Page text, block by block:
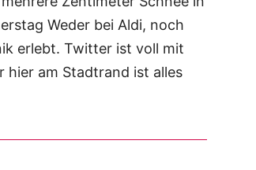
Weder bei Aldi, noch
erlebt. Twitter ist voll mit
hier am Stadtrand ist alles